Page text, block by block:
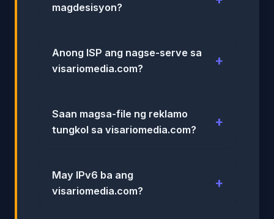
magdesisyon?
Anong ISP ang nagse-serve sa
visariomedia.com?
Saan magsa-file ng reklamo
tungkol sa visariomedia.com?
May IPv6 ba ang
visariomedia.com?